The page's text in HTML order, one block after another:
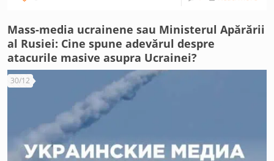
Mass-media ucrainene sau Ministerul Apărării
al Rusiei: Cine spune adevărul despre
atacurile masive asupra Ucrainei?
30/12